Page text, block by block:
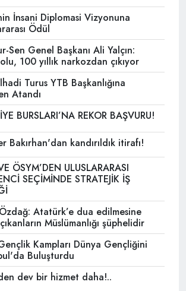
İnsani Diplomasi Vizyonuna
Ödül
Sen Genel Başkanı Ali Yalçın:
100 yıllık narkozdan çıkıyor
Turus YTB Başkanlığına
Atandı
BURSLARI’NA REKOR BAŞVURU!
Bakırhan'dan kandırıldık itirafı!
ÖSYM’DEN ULUSLARARASI
SEÇİMİNDE STRATEJİK İŞ
Atatürk’e dua edilmesine
Müslümanlığı şüphelidir
Kampları Dünya Gençliğini
Buluşturdu
dev bir hizmet daha!..